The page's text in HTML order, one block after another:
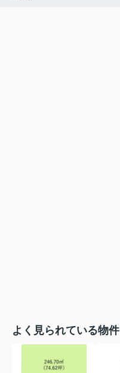
よく見られている物件